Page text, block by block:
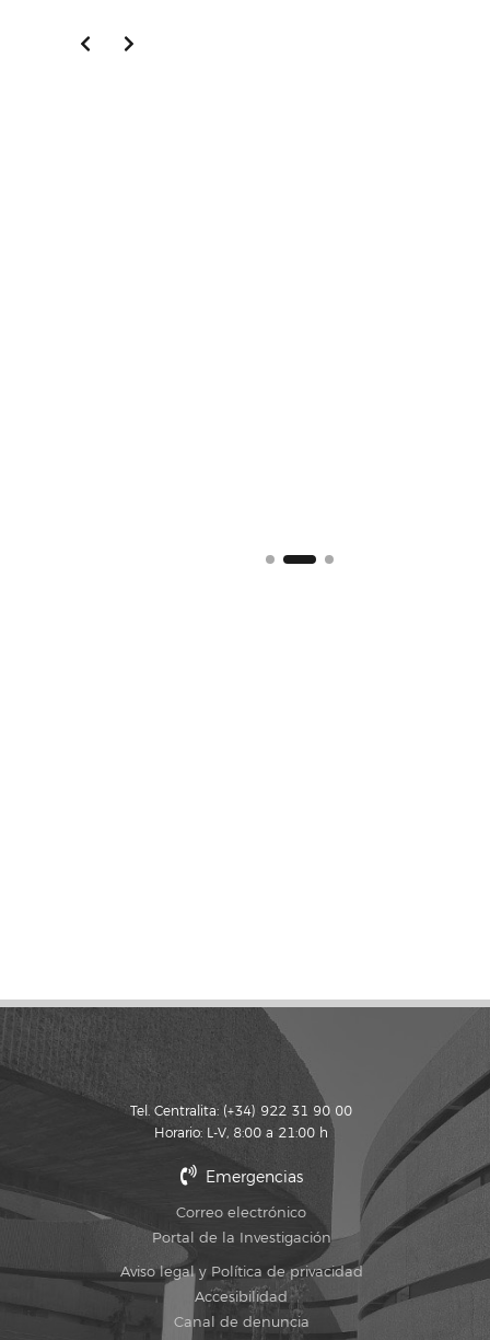
Slide 2 of 3
Tel. Centralita: (+34) 922 31 90 00
Horario: L-V, 8:00 a 21:00 h
Emergencias
Correo electrónico
Portal de la Investigación
Aviso legal y Política de privacidad
Accesibilidad
Canal de denuncia